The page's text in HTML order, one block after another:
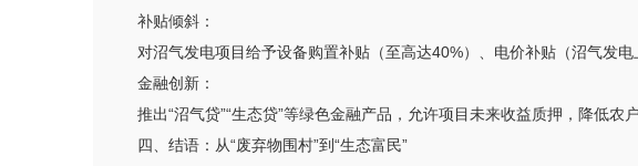
补贴倾斜：
对沼气发电项目给予设备购置补贴（至高达40%）、电价补贴（沼气发
金融创新：
推出“沼气贷”“生态贷”等绿色金融产品，允许项目未来收益质押，降低农
四、结语：从“废弃物围村”到“生态富民”